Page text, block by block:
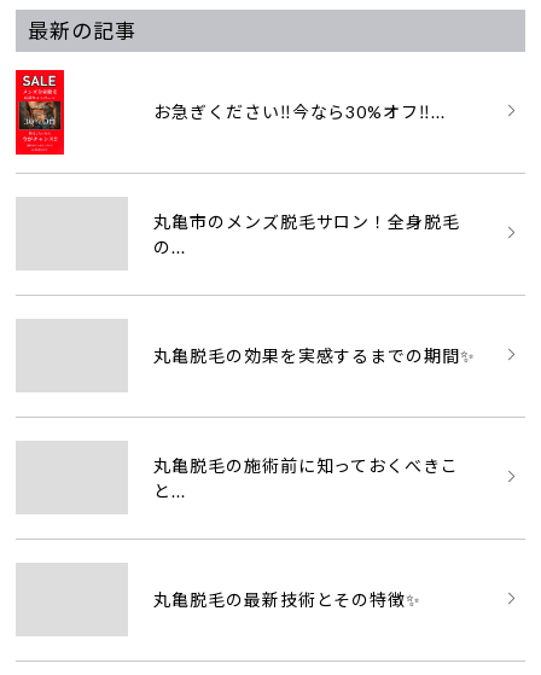
最新の記事
お急ぎください‼️今なら30%オフ‼...
丸亀市のメンズ脱毛サロン！全身脱毛
の...
丸亀脱毛の効果を実感するまでの期間✨
丸亀脱毛の施術前に知っておくべきこ
と...
丸亀脱毛の最新技術とその特徴✨